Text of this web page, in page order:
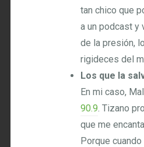
tan chico que
a un podcast y
de la presión,
rigideces del
Los que la
En mi caso,
90.9. Tizano
que me
Porque